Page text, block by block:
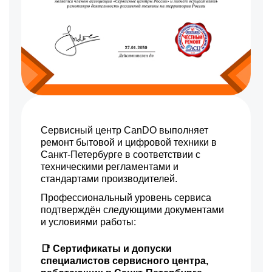
Сервисный центр CanDO выполняет
ремонт бытовой и цифровой техники в
Санкт-Петербурге в соответствии с
техническими регламентами и
стандартами производителей.
Профессиональный уровень сервиса
подтверждён следующими документами
и условиями работы:
📑 Сертификаты и допуски
специалистов сервисного центра,